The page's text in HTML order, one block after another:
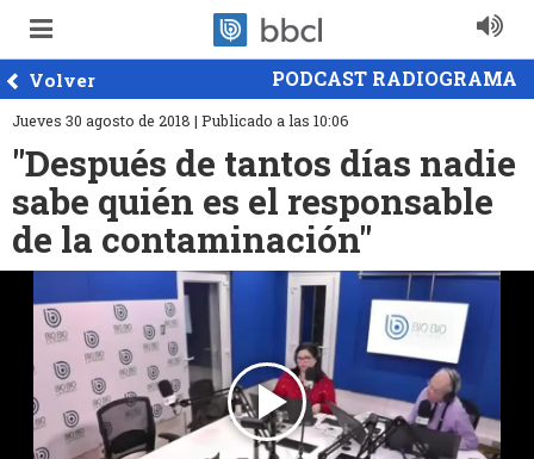
Volver PODCAST RADIOGRAMA
Jueves 30 agosto de 2018 | Publicado a las 10:06
"Después de tantos días nadie
sabe quién es el responsable
de la contaminación"